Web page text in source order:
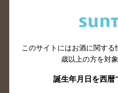
滋賀県のバー検索
山口県のバー検索
島根県のバー検索
このサイトにはお酒に関する
歳以上の方を対
誕生年月日を西暦